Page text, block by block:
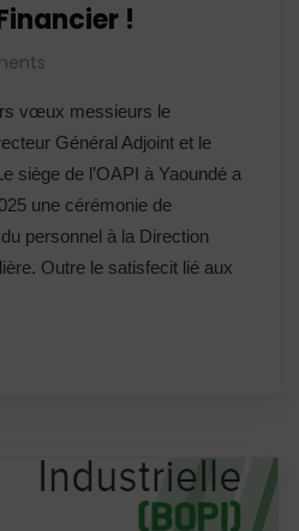
!
vœux messieurs le
Général Adjoint et le
siège de l’OAPI à Yaoundé a
une cérémonie de
personnel à la Direction
Outre le satisfecit lié aux